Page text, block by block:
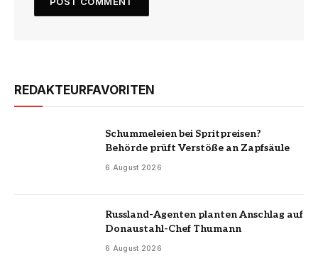
REDAKTEURFAVORITEN
Schummeleien bei Spritpreisen?
Behörde prüft Verstöße an Zapfsäule
6 August 2026
Russland-Agenten planten Anschlag auf
Donaustahl-Chef Thumann
6 August 2026